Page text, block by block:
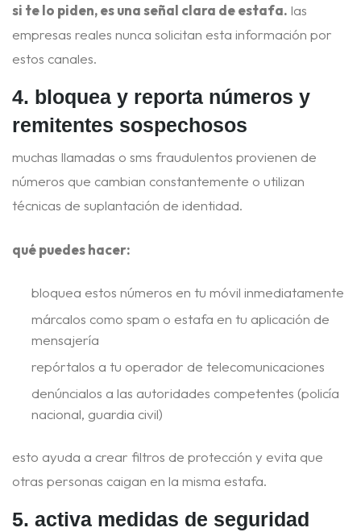
si te lo piden, es una señal clara de estafa. las
empresas reales nunca solicitan esta información por
estos canales.
4. bloquea y reporta números y
remitentes sospechosos
muchas llamadas o sms fraudulentos provienen de
números que cambian constantemente o utilizan
técnicas de suplantación de identidad.
qué puedes hacer:
bloquea estos números en tu móvil inmediatamente
márcalos como spam o estafa en tu aplicación de
mensajería
repórtalos a tu operador de telecomunicaciones
denúncialos a las autoridades competentes (policía
nacional, guardia civil)
esto ayuda a crear filtros de protección y evita que
otras personas caigan en la misma estafa.
5. activa medidas de seguridad